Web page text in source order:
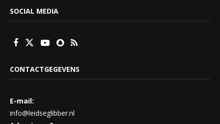
SOCIAL MEDIA
CONTACTGEGEVENS
E-mail:
info@leidseglibber.nl